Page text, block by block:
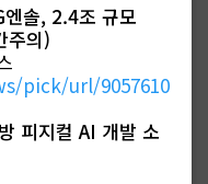
솔, 2.4조 규모
주의)
pick/url/9057610
피지컬 AI 개발 소